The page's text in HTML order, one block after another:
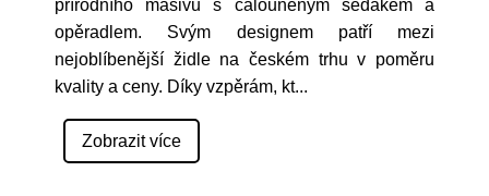
přírodního masivu s čalouněným sedákem a
opěradlem. Svým designem patří mezi
nejoblíbenější židle na českém trhu v poměru
kvality a ceny. Díky vzpěrám, kt...
Zobrazit více